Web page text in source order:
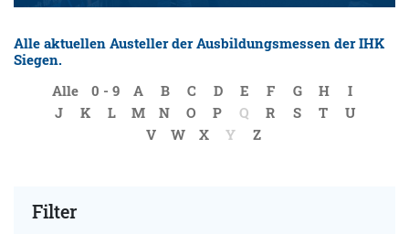
Alle aktuellen Austeller der Ausbildungsmessen der IHK
Siegen.
Alle
0 - 9 A B C D E F G H
I
J
K L M N O P Q R S T
U
V
W X Y Z
Filter